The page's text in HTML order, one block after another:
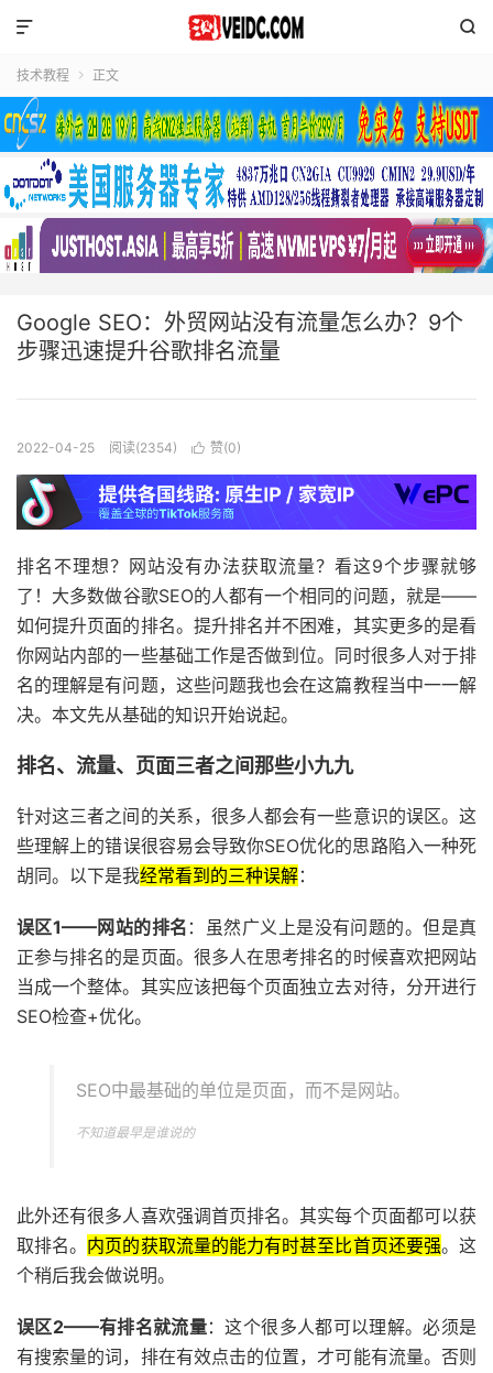


技术教程  正文
Google SEO：外贸网站没有流量怎么办？9个
步骤迅速提升谷歌排名流量
2022-04-25 阅读(2354)  赞(0)
排名不理想？网站没有办法获取流量？看这9个步骤就够
了！大多数做谷歌SEO的人都有一个相同的问题，就是——
如何提升页面的排名。提升排名并不困难，其实更多的是看
你网站内部的一些基础工作是否做到位。同时很多人对于排
名的理解是有问题，这些问题我也会在这篇教程当中一一解
决。本文先从基础的知识开始说起。
排名、流量、页面三者之间那些小九九
针对这三者之间的关系，很多人都会有一些意识的误区。这
些理解上的错误很容易会导致你SEO优化的思路陷入一种死
胡同。以下是我经常看到的三种误解：
误区1——网站的排名 ：虽然广义上是没有问题的。但是真
正参与排名的是页面。很多人在思考排名的时候喜欢把网站
当成一个整体。其实应该把每个页面独立去对待，分开进行
SEO检查+优化。
SEO中最基础的单位是页面，而不是网站。
不知道最早是谁说的
此外还有很多人喜欢强调首页排名。其实每个页面都可以获
取排名。 内页的获取流量的能力有时甚至比首页还要强。这
个稍后我会做说明。
误区2——有排名就流量：这个很多人都可以理解。必须是
有搜索量的词，排在有效点击的位置，才可能有流量。否则